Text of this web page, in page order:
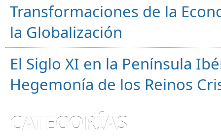
Transformaciones de la
la Globalización
El Siglo XI en la Península
Hegemonía de los Reinos
CATEGORÍAS